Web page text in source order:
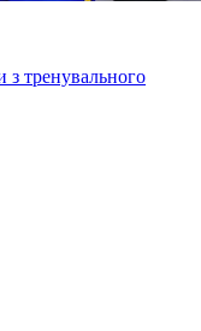
з тренувального